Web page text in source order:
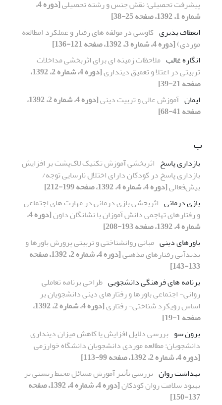
پیشرفت تحصیلی: نقش جنس و رشته تحصیلی
[دوره 4،
شماره 1، 1392، صفحه 25-38]
انعطاف پذیری کاوشی در مولفه های رفتار و عملکرد (مطالعه
موردی)[دوره 4، شماره 3، 1392، صفحه 121-136]
انگاره غالب ملاحظات زمینه ای برای اثربخشی مداخلات
تربیتی در اعتلا و تعمیق دینداری
[دوره 4، شماره 2، 1392،
صفحه 21-39]
ایمان آموزش عالی و تربیت دینی
[دوره 4، شماره 2، 1392،
صفحه 41-68]
ب
بازداری پاسخ اثر‌بخشی آموزش تکنیک لاک‌پشت بر افزایش
بازداری پاسخ در کودکان دارای اختلال نارسایی توجه/
بیش‌فعالی[دوره 4، شماره 4، 1392، صفحه 199-212]
بازی درمانی اثربخشی بازی درمانی در مهارت های اجتماعی
و رفتارهای تهاجمی دانش آموزان با نشانگان داون
[دوره 4،
شماره 4، 1392، صفحه 193-208]
باورهای دینی مبانی روانشناختی و تربیتی پرورش باورها و
پدیدآیی رفتارهای مذهبی
[دوره 4، شماره 2، 1392، صفحه
133-143]
برنامه های فرهنگی دانشجویی طراحی برنامه‌ تعاملی
روانی- اجتماعی باورها و رفتارهای دینی دانشجویان بر
اساس رویکرد شناختی- رفتاری
[دوره 4، شماره 2، 1392،
صفحه 1-19]
برون سو بررسی دلایل افزایش یا کاهش میزان دینداری
دانشجویان: مطالعه موردی دانشجویان دانشگاه خوارزمی
[دوره 4، شماره 2، 1392، صفحه 99-113]
بهداشت روان بررسی تأثیر آموزش مسائل محیط زیستی بر
بهبود سلامت روان کودکان
[دوره 4، شماره 4، 1392، صفحه
137-150]